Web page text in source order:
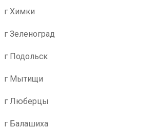
г Химки
г Зеленоград
г Подольск
г Мытищи
г Люберцы
г Балашиха